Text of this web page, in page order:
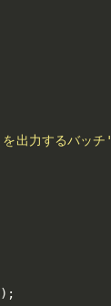
出力するバッチ'
) ;